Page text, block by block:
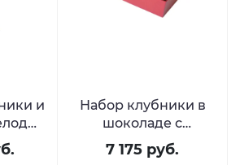
и
Набор клубники в
шоколаде с
голубикой
«Ягодный пульс»
7 175 руб.